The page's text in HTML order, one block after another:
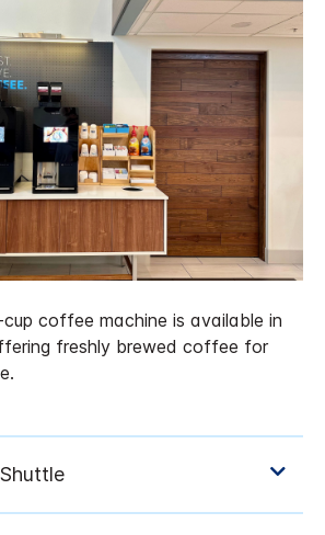
coffee machine is available in
freshly brewed coffee for